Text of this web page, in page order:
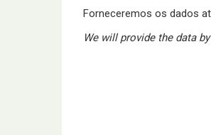
Forneceremos os dados
We will provide the data by